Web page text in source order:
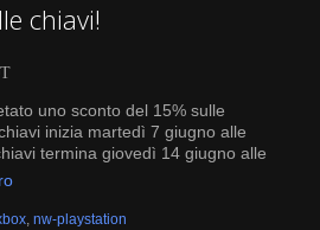
chiavi!
uno sconto del 15% sulle
inizia martedì 7 giugno alle
termina giovedì 14 giugno alle
, nw-playstation